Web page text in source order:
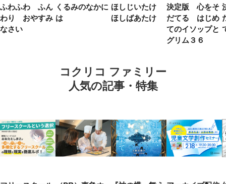
ふわふわ ふん
わり おやすみ
なさい
くるみのなかに
は
ほしじいたけ
ほしばあたけ
決定版 心をそ
だてる はじめ
てのイソップと
グリム３６
コクリコ ファミリー
人気の記事・特集